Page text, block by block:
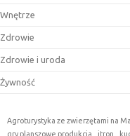
Wnętrze
Zdrowie
Zdrowie i uroda
Żywność
Agroturystyka ze zwierzętami na
gry planszowe produkcja
itron